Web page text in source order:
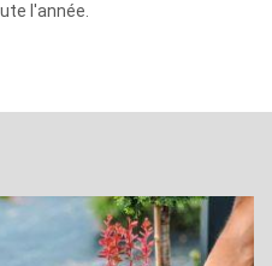
l'année.